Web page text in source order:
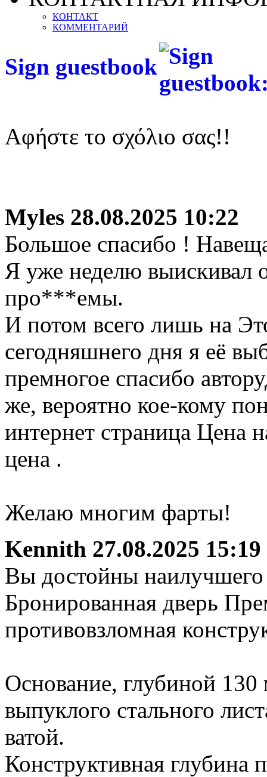
КОНТАКТ
КОММЕНТАРИЙ
Sign guestbook
Αφήστε το σχόλιο σας!!
Myles 28.08.2025 10:22
Большое спасибо !
Я уже неделю выискивал
про***емы.
И потом всего лишь на
сегодняшнего дня я её
премногое спасибо
же, вероятно кое-кому
интернет страница Цена
цена .
Желаю многим фарты!
Kennith 27.08.2025 15:19
Вы достойны наилучшего
Бронированная дверь
противовзломная
Основание, глубиной 130
выпуклого стального
ватой.
Конструктивная глубина